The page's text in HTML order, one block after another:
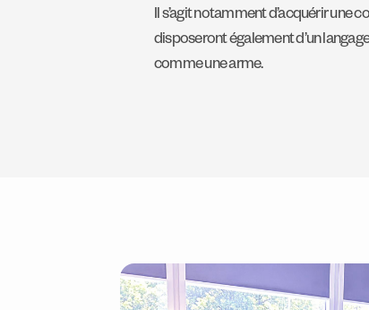
Il s’agit notamment d’acquérir une
disposeront également d’un
comme une arme.